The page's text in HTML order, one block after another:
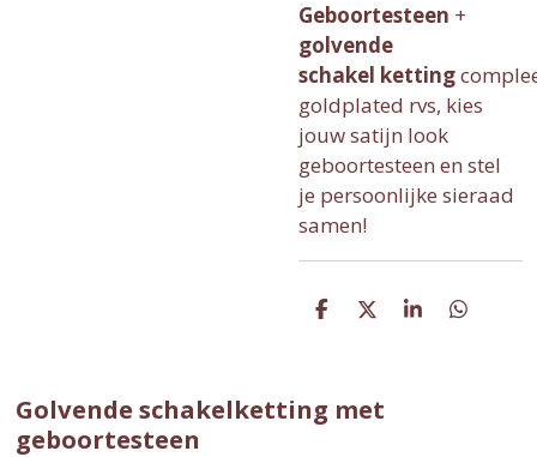
Geboortesteen +
golvende
schakel ketting
goldplated rvs, kies
jouw satijn look
geboortesteen en stel
je persoonlijke sieraad
samen!
D
n
D
S
D
Golvende schakelketting met
geboortesteen